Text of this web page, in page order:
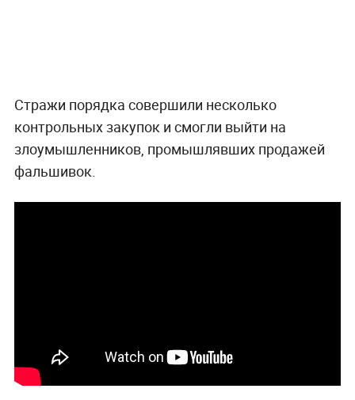
Стражи порядка совершили несколько
контрольных закупок и смогли выйти на
злоумышленников, промышлявших продажей
фальшивок.